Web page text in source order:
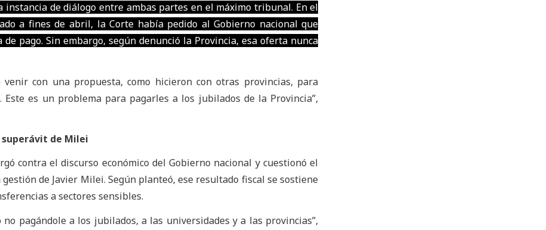
instancia de diálogo entre ambas partes en el máximo tribunal. En el
a fines de abril, la Corte había pedido al Gobierno nacional que
pago. Sin embargo, según denunció la Provincia, esa oferta nunca
venir con una propuesta, como hicieron con otras provincias, para
es un problema para pagarles a los jubilados de la Provincia”,
de Milei
contra el discurso económico del Gobierno nacional y cuestionó el
de Javier Milei. Según planteó, ese resultado fiscal se sostiene
a sectores sensibles.
no pagándole a los jubilados, a las universidades y a las provincias”,